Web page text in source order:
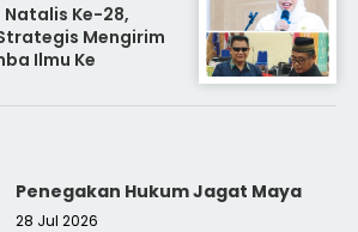
Natalis Ke-28,
Mengirim
Ilmu Ke
Penegakan Hukum Jagat Maya
28 Jul 2026